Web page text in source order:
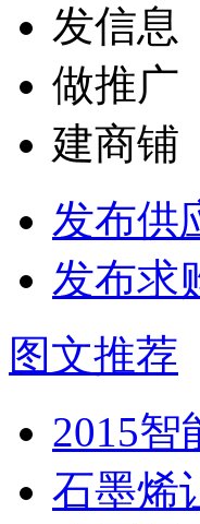
发信息
做推广
建商铺
发布供
发布求
图文推荐
2015智
石墨烯